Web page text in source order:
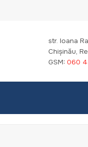
str. Ioana
Chișinău,
GSM: 060